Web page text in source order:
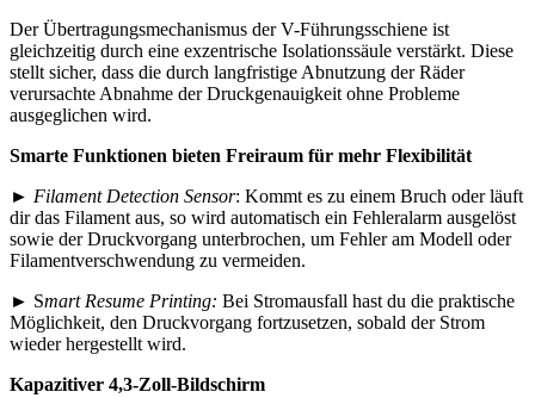
Der Übertragungsmechanismus der V-Führungsschiene ist
gleichzeitig durch eine exzentrische Isolationssäule verstärkt. Diese
stellt sicher, dass die durch langfristige Abnutzung der Räder
verursachte Abnahme der Druckgenauigkeit ohne Probleme
ausgeglichen wird.
Smarte Funktionen bieten Freiraum für mehr Flexibilität
► Filament Detection Sensor: Kommt es zu einem Bruch oder läuft
dir das Filament aus, so wird automatisch ein Fehleralarm ausgelöst
sowie der Druckvorgang unterbrochen, um Fehler am Modell oder
Filamentverschwendung zu vermeiden.
► Smart Resume Printing: Bei Stromausfall hast du die praktische
Möglichkeit, den Druckvorgang fortzusetzen, sobald der Strom
wieder hergestellt wird.
Kapazitiver 4,3-Zoll-Bildschirm